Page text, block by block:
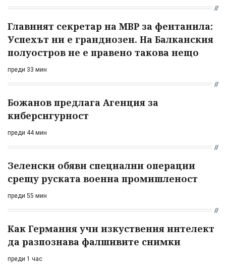
Главният секретар на МВР за фентанила:
Успехът ни е грандиозен. На Балканския
полуостров не е правено такова нещо
преди 33 мин
Божанов предлага Агенция за
киберсигурност
преди 44 мин
Зеленски обяви специални операции
срещу руската военна промишленост
преди 55 мин
Как Германия учи изкуствения интелект
да разпознава фалшивите снимки
преди 1 час